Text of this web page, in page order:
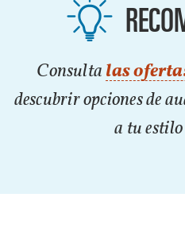
Consulta las
descubrir opciones de
a tu